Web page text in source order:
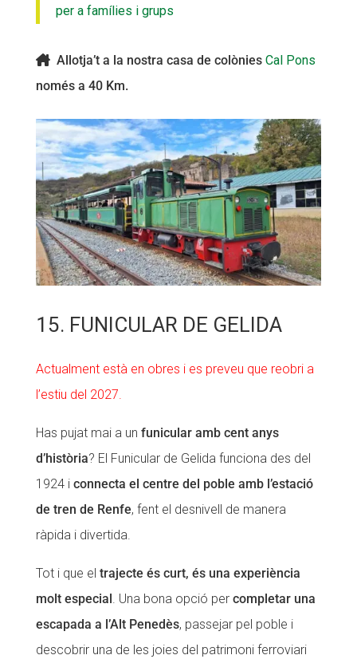
per a famílies i grups
Allotja’t a la nostra casa de colònies Cal Pons
només a 40 Km.
15. FUNICULAR DE GELIDA
Actualment està en obres i es preveu que reobri a
l’estiu del 2027.
Has pujat mai a un funicular amb cent anys
d’història? El Funicular de Gelida funciona des del
1924 i connecta el centre del poble amb l’estació
de tren de Renfe, fent el desnivell de manera
ràpida i divertida.
Tot i que el trajecte és curt, és una experiència
molt especial . Una bona opció per completar una
escapada a l’Alt Penedès, passejar pel poble i
descobrir una de les joies del patrimoni ferroviari